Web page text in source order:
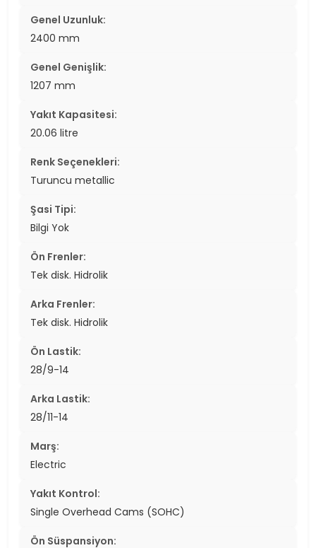
Genel Uzunluk:
2400 mm
Genel Genişlik:
1207 mm
Yakıt Kapasitesi:
20.06 litre
Renk Seçenekleri:
Turuncu metallic
Şasi Tipi:
Bilgi Yok
Ön Frenler:
Tek disk. Hidrolik
Arka Frenler:
Tek disk. Hidrolik
Ön Lastik:
28/9-14
Arka Lastik:
28/11-14
Marş:
Electric
Yakıt Kontrol:
Single Overhead Cams (SOHC)
Ön Süspansiyon: